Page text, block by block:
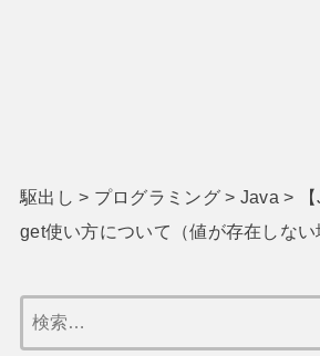
駆出し > プログラミング> Java >
get使い方について（値が存在しない
索: